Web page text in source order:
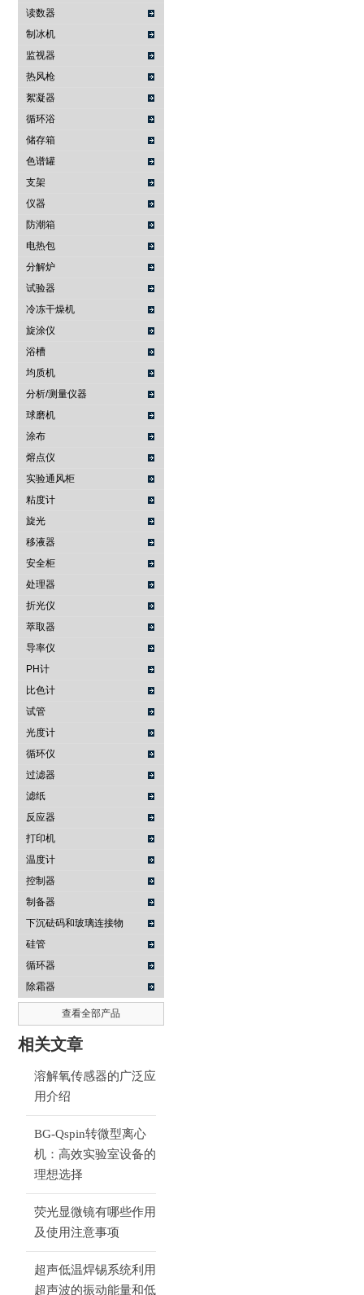
读数器
制冰机
监视器
热风枪
絮凝器
循环浴
储存箱
色谱罐
支架
仪器
防潮箱
电热包
分解炉
试验器
冷冻干燥机
旋涂仪
浴槽
均质机
分析/测量仪器
球磨机
涂布
熔点仪
实验通风柜
粘度计
旋光
移液器
安全柜
处理器
折光仪
萃取器
导率仪
PH计
比色计
试管
光度计
循环仪
过滤器
滤纸
反应器
打印机
温度计
控制器
制备器
下沉砝码和玻璃连接物
硅管
循环器
除霜器
查看全部产品
相关文章
溶解氧传感器的广泛应
用介绍
BG-Qspin转微型离心
机：高效实验室设备的
理想选择
荧光显微镜有哪些作用
及使用注意事项
超声低温焊锡系统利用
超声波的振动能量和低